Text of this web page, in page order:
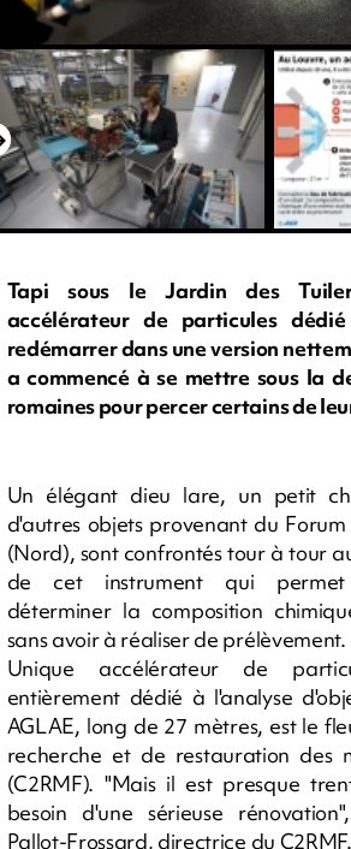
Tapi sous le Jardin des
accélérateur de particules
redémarrer dans une version
a commencé à se mettre sous la
romaines pour percer certains de
Un élégant dieu lare, un petit
d'autres objets provenant du
(Nord), sont confrontés tour à tour
de cet instrument qui
déterminer la composition
sans avoir à réaliser de prélèvement.
Unique accélérateur de
entièrement dédié à l'analyse
AGLAE, long de 27 mètres, est le
recherche et de restauration des
(C2RMF). "Mais il est presque
besoin d'une sérieuse
Pallot-Frossard, directrice du C2RMF.